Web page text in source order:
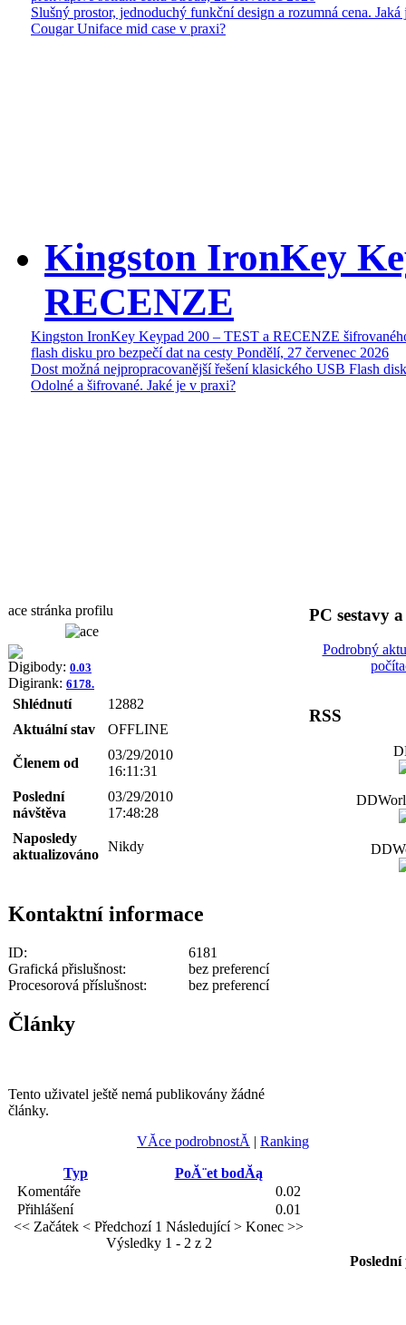
Slušný prostor, jednoduchý funkční design a rozumná cena. Jaká
Cougar Uniface mid case v praxi?
Kingston IronKey
RECENZE
Kingston IronKey Keypad 200 – TEST a RECENZE
flash disku pro bezpečí dat na cesty Pondělí, 27 červenec 2026
Dost možná nejpropracovanější řešení klasického USB Flash
Odolné a šifrované. Jaké je v praxi?
ace stránka profilu
Digibody: 0.03
Digirank: 6178.
Shlédnutí
12882
Aktuální stav
OFFLINE
Členem od
03/29/2010
16:11:31
Poslední
návštěva
03/29/2010
17:48:28
Naposledy
aktualizováno
Nikdy
Kontaktní informace
ID:
6181
Grafická přislušnost:
bez preferencí
Procesorová příslušnost:
bez preferencí
Články
Tento uživatel ještě nemá publikovány žádné
články.
VĂ­ce podrobnostĂ­ | Ranking
Typ
PoĂ¨et bodĂą
Komentáře
0.02
Přihlášení
0.01
<< Začátek < Předchozí 1 Následující > Konec >>
Výsledky 1 - 2 z 2
PC sestavy
Podrobný
RSS